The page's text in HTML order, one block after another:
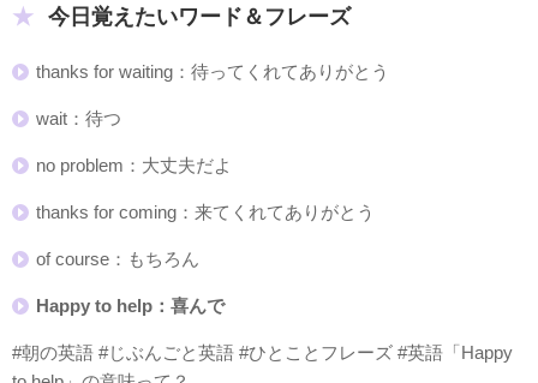
今日覚えたいワード＆フレーズ
thanks for waiting：待ってくれてありがとう
wait：待つ
no problem：大丈夫だよ
thanks for coming：来てくれてありがとう
of course：もちろん
Happy to help：喜んで
#朝の英語 #じぶんごと英語 #ひとことフレーズ #英語「Happy